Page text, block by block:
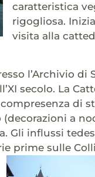
caratteristica
rigogliosa.
visita alla
l’Archivio di
secolo. La
di
a
Gli influssi
prime sulle